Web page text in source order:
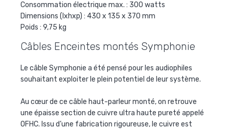
Consommation électrique max. : 300 watts
Dimensions (lxhxp) : 430 x 135 x 370 mm
Poids : 9,75 kg
Câbles Enceintes montés Symphonie
Le câble Symphonie a été pensé pour les audiophiles
souhaitant exploiter le plein potentiel de leur système.
Au cœur de ce câble haut-parleur monté, on retrouve
une épaisse section de cuivre ultra haute pureté appelé
OFHC. Issu d’une fabrication rigoureuse, le cuivre est